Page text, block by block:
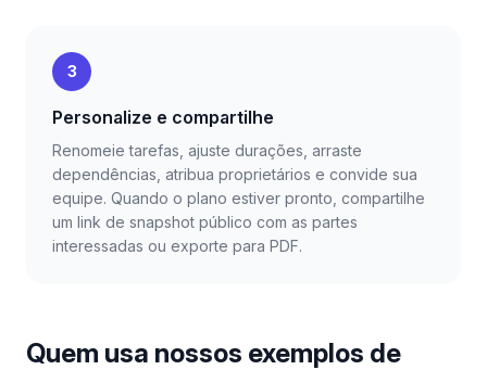
3
Personalize e compartilhe
Renomeie tarefas, ajuste durações, arraste
dependências, atribua proprietários e convide sua
equipe. Quando o plano estiver pronto, compartilhe
um link de snapshot público com as partes
interessadas ou exporte para PDF.
Quem usa nossos exemplos de